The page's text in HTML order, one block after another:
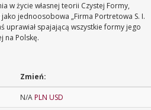
w życie własnej teorii Czystej Formy,
jednoosobowa „Firma Portretowa S. I.
uprawiał spajającą wszystkie formy jego
na Polskę.
Zmień:
N/APLN USD